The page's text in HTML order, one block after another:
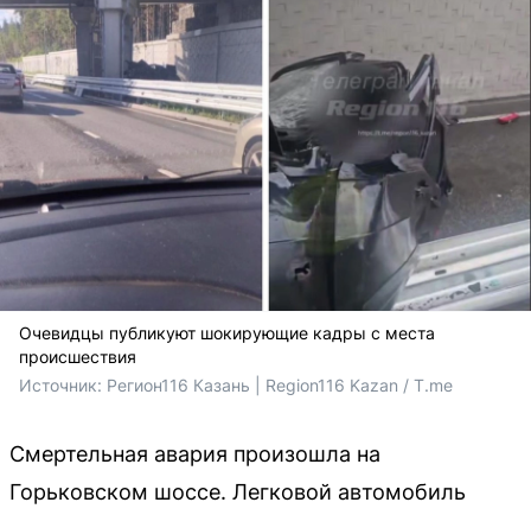
Очевидцы публикуют шокирующие кадры с места
происшествия
Источник: Регион116 Казань | Region116 Kazan / T.me
Смертельная авария произошла на
Горьковском шоссе. Легковой автомобиль